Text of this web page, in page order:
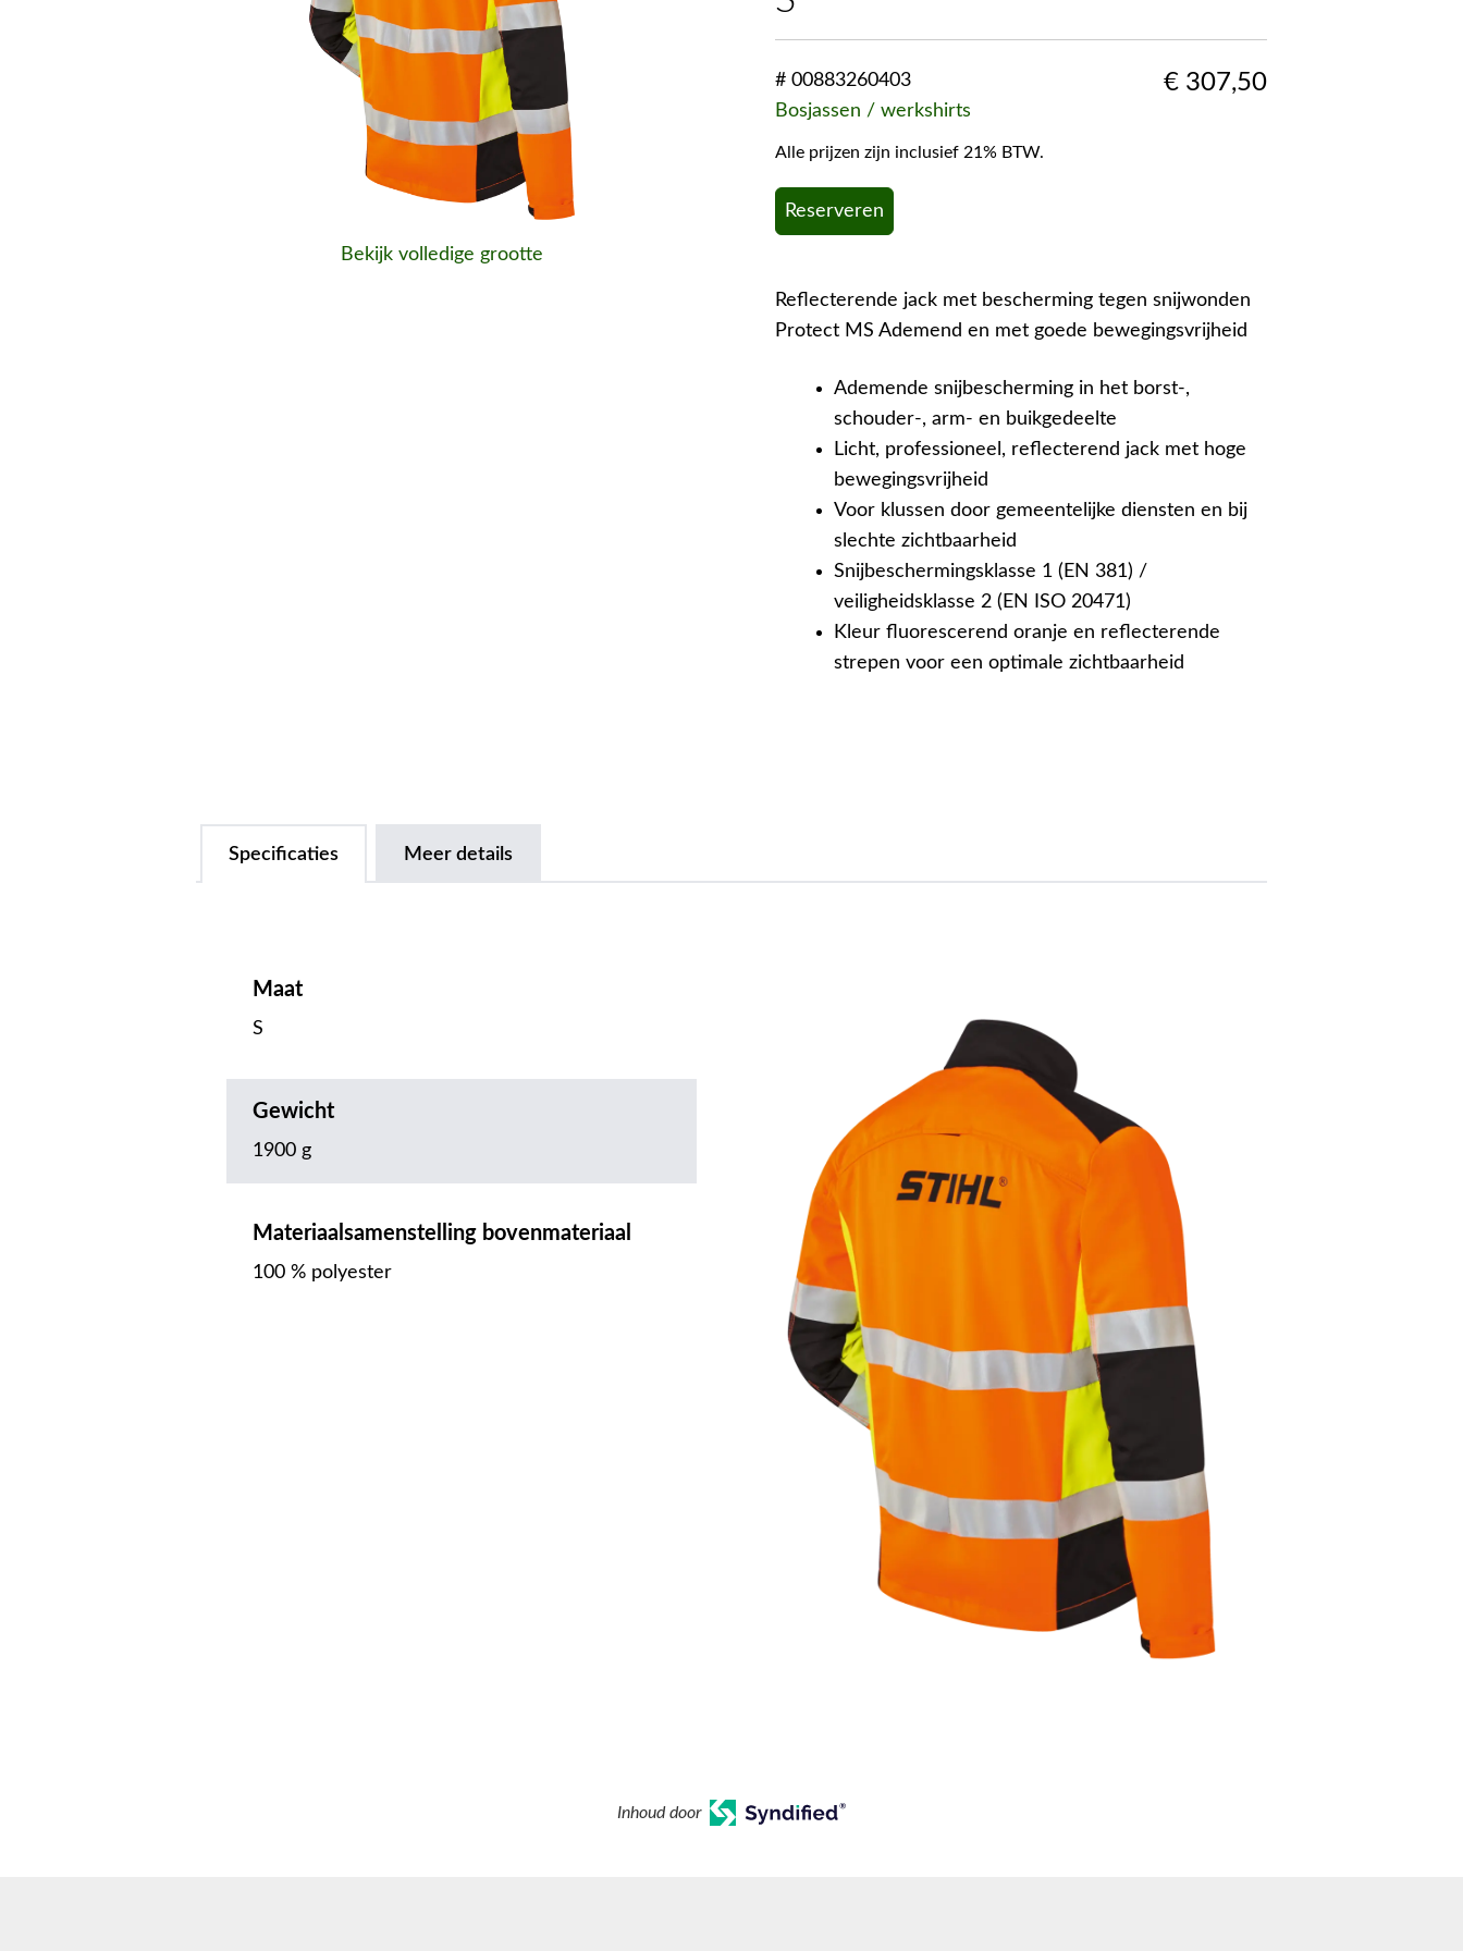
Bekijk volledige grootte
# 00883260403
Bosjassen / werkshirts
€307,50
Alle prijzen zijn inclusief 21% BTW.
Reserveren
Reflecterende jack met bescherming tegen snijwonden
Protect MS Ademend en met goede bewegingsvrijheid
Ademende snijbescherming in het borst-,
schouder-, arm- en buikgedeelte
Licht, professioneel, reflecterend jack met hoge
bewegingsvrijheid
Voor klussen door gemeentelijke diensten en bij
slechte zichtbaarheid
Snijbeschermingsklasse 1 (EN 381) /
veiligheidsklasse 2 (EN ISO 20471)
Kleur fluorescerend oranje en reflecterende
strepen voor een optimale zichtbaarheid
Specificaties Meer details
Maat
S
Gewicht
1900 g
Materiaalsamenstelling bovenmateriaal
100 % polyester
Inhoud door